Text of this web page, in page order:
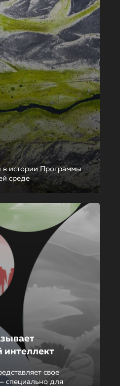
в истории Программы
среде
интеллект
свое
специально для